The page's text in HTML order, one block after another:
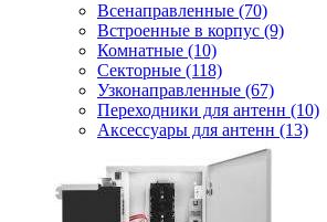
Всенаправленные (70)
Встроенные в корпус (9)
Комнатные (10)
Секторные (118)
Узконаправленные (67)
Переходники для антенн (10)
Аксессуары для антенн (13)